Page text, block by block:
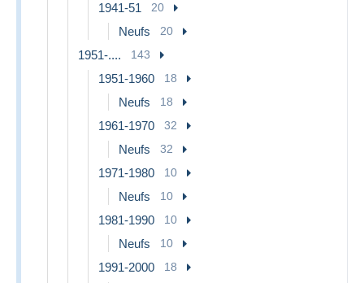
1941-51 20
Neufs 20
1951-.... 143
1951-1960 18
Neufs 18
1961-1970 32
Neufs 32
1971-1980 10
Neufs 10
1981-1990 10
Neufs 10
1991-2000 18